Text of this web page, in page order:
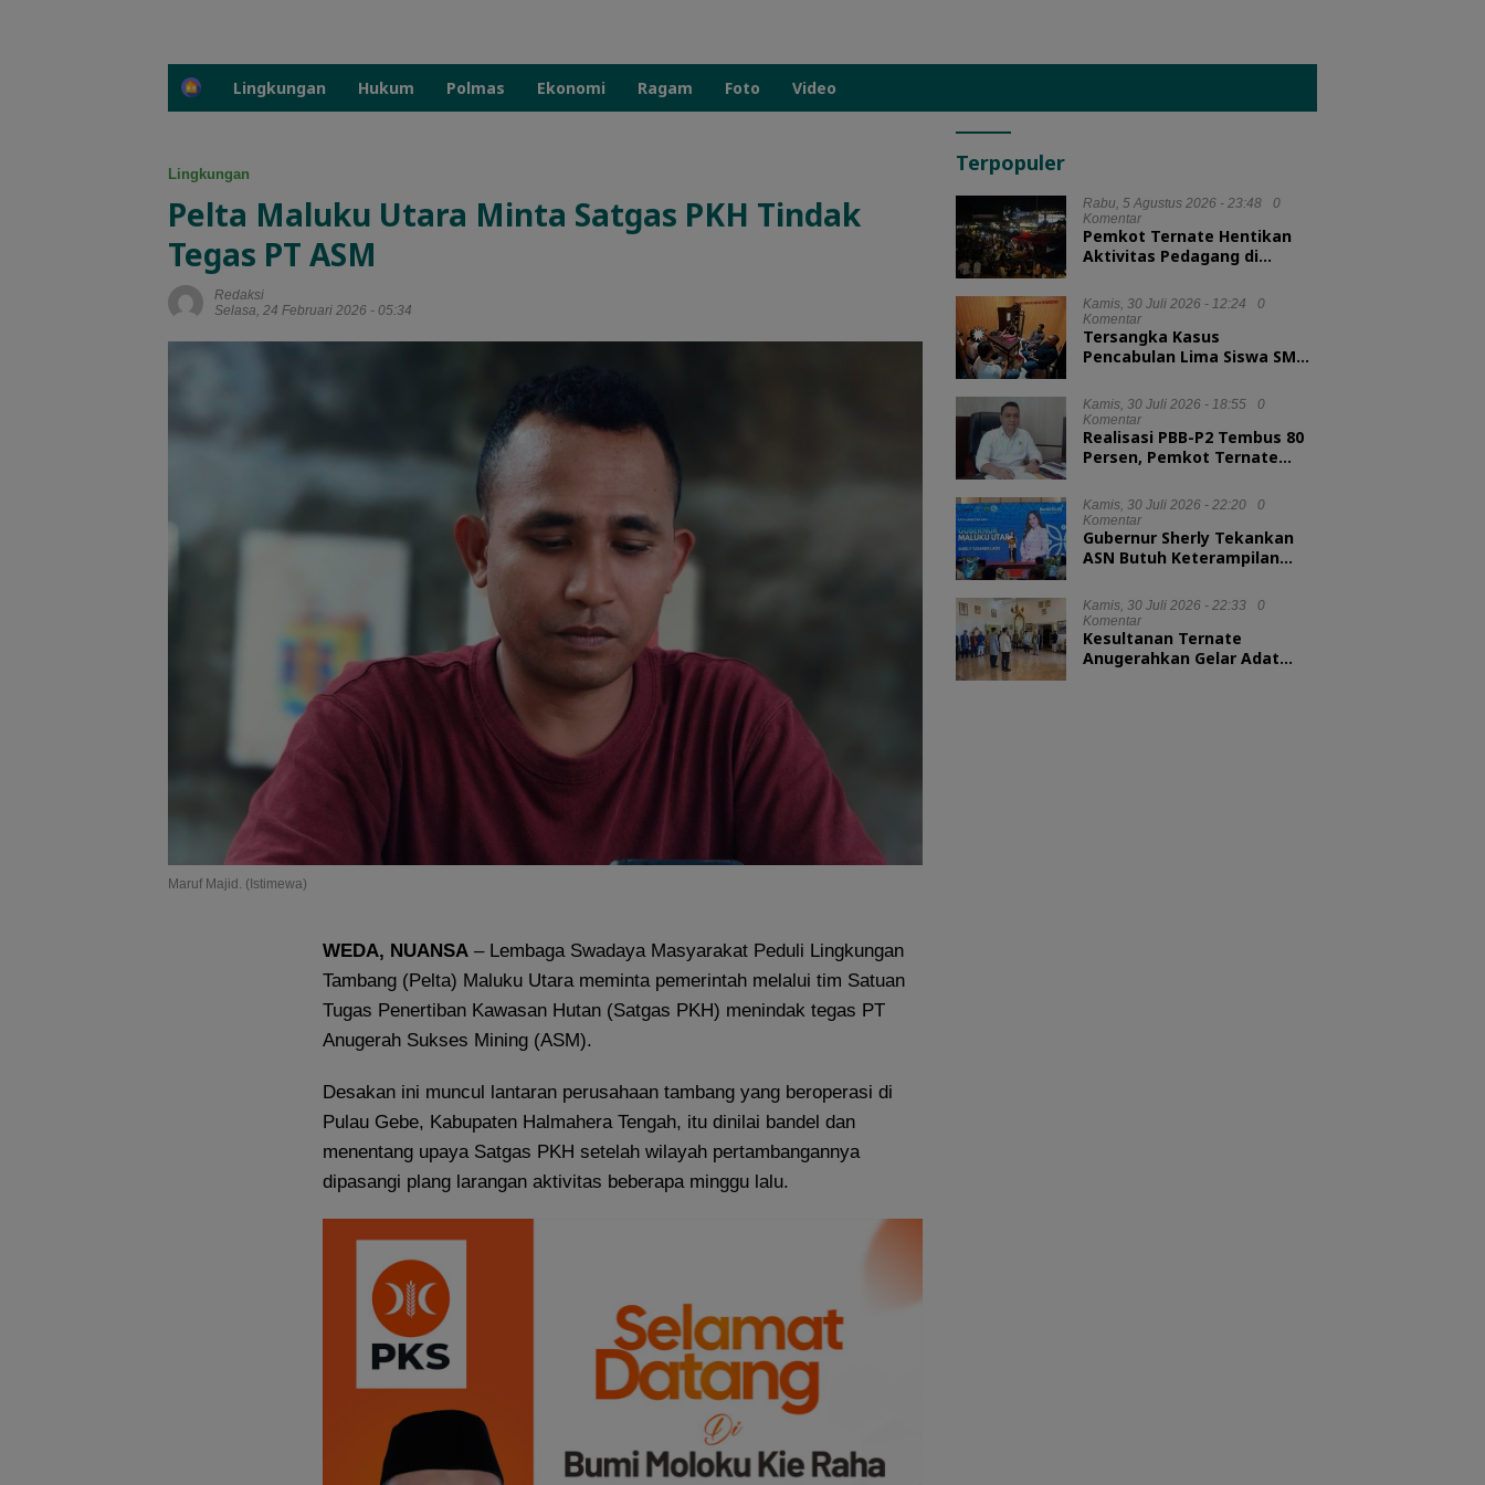
H
Lingkungan Hukum Polmas Ekonomi Ragam Foto Video
Lingkungan
Pelta Maluku Utara Minta Satgas PKH Tindak
Tegas PT ASM
Redaksi
Selasa, 24 Februari 2026 - 05:34
Maruf Majid. (Istimewa)
WEDA, NUANSA – Lembaga Swadaya Masyarakat Peduli Lingkungan
Tambang (Pelta) Maluku Utara meminta pemerintah melalui tim Satuan
Tugas Penertiban Kawasan Hutan (Satgas PKH) menindak tegas PT
Anugerah Sukses Mining (ASM).
Desakan ini muncul lantaran perusahaan tambang yang beroperasi di
Pulau Gebe, Kabupaten Halmahera Tengah, itu dinilai bandel dan
menentang upaya Satgas PKH setelah wilayah pertambangannya
dipasangi plang larangan aktivitas beberapa minggu lalu.
Terpopuler
Rabu, 5 Agustus 2026 - 23:48
0
Komentar
Pemkot Ternate Hentikan
Aktivitas Pedagang di
RI
Kamis, 30 Juli 2026 - 12:24
0
Komentar
Tersangka Kasus
Pencabulan Lima Siswa SMA
Morotai
Kamis, 30 Juli 2026 - 18:55
0
Komentar
Realisasi PBB-P2 Tembus 80
Persen, Pemkot Ternate
Kamis, 30 Juli 2026 - 22:20
0
Komentar
Gubernur Sherly Tekankan
ASN Butuh Keterampilan
Kamis, 30 Juli 2026 - 22:33
0
Komentar
Kesultanan Ternate
Anugerahkan Gelar Adat